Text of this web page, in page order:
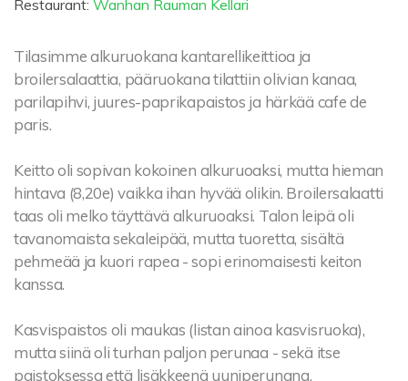
Restaurant: Wanhan Rauman Kellari
Tilasimme alkuruokana kantarellikeittioa ja
broilersalaattia, pääruokana tilattiin olivian kanaa,
parilapihvi, juures-paprikapaistos ja härkää cafe de
paris.
Keitto oli sopivan kokoinen alkuruoaksi, mutta hieman
hintava (8,20e) vaikka ihan hyvää olikin. Broilersalaatti
taas oli melko täyttävä alkuruoaksi. Talon leipä oli
tavanomaista sekaleipää, mutta tuoretta, sisältä
pehmeää ja kuori rapea - sopi erinomaisesti keiton
kanssa.
Kasvispaistos oli maukas (listan ainoa kasvisruoka),
mutta siinä oli turhan paljon perunaa - sekä itse
paistoksessa että lisäkkeenä uuniperunana.